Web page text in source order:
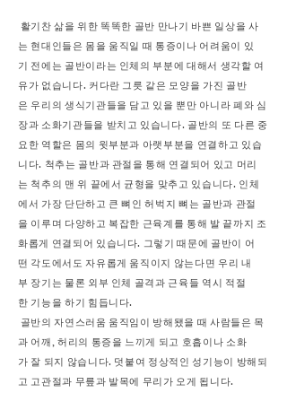
활기찬 삶을 위한 똑똑한 골반 만나기 바쁜 일상을 사
는 현대인들은 몸을 움직일 때 통증이나 어려움이 있
기 전에는 골반이라는 인체의 부분에 대해서 생각할 여
유가 없습니다. 커다란 그릇 같은 모양을 가진 골반
은 우리의 생식기관들을 담고 있을 뿐만 아니라 폐와 심
장과 소화기관들을 받치고 있습니다. 골반의 또 다른 중
요한 역할은 몸의 윗부분과 아랫부분을 연결하고 있습
니다. 척추는 골반과 관절을 통해 연결되어 있고 머리
는 척추의 맨 위 끝에서 균형을 맞추고 있습니다. 인체
에서 가장 단단하고 큰 뼈인 허벅지 뼈는 골반과 관절
을 이루며 다양하고 복잡한 근육계를 통해 발 끝까지 조
화롭게 연결되어 있습니다. 그렇기 때문에 골반이 어
떤 각도에서도 자유롭게 움직이지 않는다면 우리 내
부 장기는 물론 외부 인체 골격과 근육들 역시 적절
한 기능을 하기 힘듭니다.
골반의 자연스러움 움직임이 방해됐을 때 사람들은 목
과 어깨, 허리의 통증을 느끼게 되고 호흡이나 소화
가 잘 되지 않습니다. 덧붙여 정상적인 성기능이 방해되
고 고관절과 무릎과 발목에 무리가 오게 됩니다.